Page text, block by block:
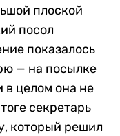
плоской
посол
показалось
— на посылке
в целом она не
секретарь
который решил